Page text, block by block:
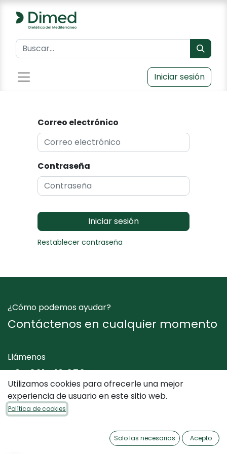
Iniciar sesión
Correo electrónico
Contraseña
Iniciar sesión
Restablecer contraseña
¿Cómo podemos ayudar?
Contáctenos en cualquier momento
Llámenos
+34 961 412 050
Envíenos un mensaje
Utilizamos cookies para ofrecerle una mejor
experiencia de usuario en este sitio web.
Política de cookies
Solo las necesarias Acepto